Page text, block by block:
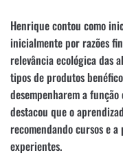
Henrique contou como
inicialmente por razões
relevância ecológica das
tipos de produtos
desempenharem a função
destacou que o
recomendando cursos e
experientes.